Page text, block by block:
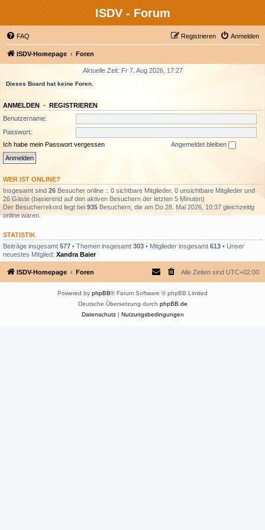
ISDV - Forum
FAQ Anmelden
Registrieren
ISDV-Homepage Foren
Aktuelle Zeit: Fr 7. Aug 2026, 17:27
Dieses Board hat keine Foren.
ANMELDEN • REGISTRIEREN
Benutzername:
Passwort:
Ich habe mein Passwort vergessen
Angemeldet bleiben
WER IST ONLINE?
Insgesamt sind 26 Besucher online :: 0 sichtbare Mitglieder, 0 unsichtbare Mitglieder und
26 Gäste (basierend auf den aktiven Besuchern der letzten 5 Minuten)
Der Besucherrekord liegt bei 935 Besuchern, die am Do 28. Mai 2026, 10:37 gleichzeitig
online waren.
STATISTIK
Beiträge insgesamt 577 • Themen insgesamt 303 • Mitglieder insgesamt 613 • Unser
neuestes Mitglied: Xandra Baier
ISDV-Homepage Foren Alle Zeiten sind UTC+02:00
Powered by phpBB® Forum Software © phpBB Limited
Deutsche Übersetzung durch phpBB.de
Datenschutz| Nutzungsbedingungen